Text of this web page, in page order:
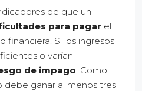
de que un
para pagar el
financiera. Si los ingresos
o varían
de impago. Como
debe ganar al menos tres